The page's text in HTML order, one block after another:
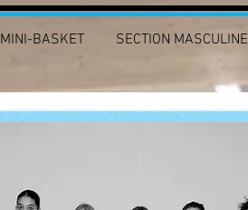
MINI-BASKET SECTION MASCULINE